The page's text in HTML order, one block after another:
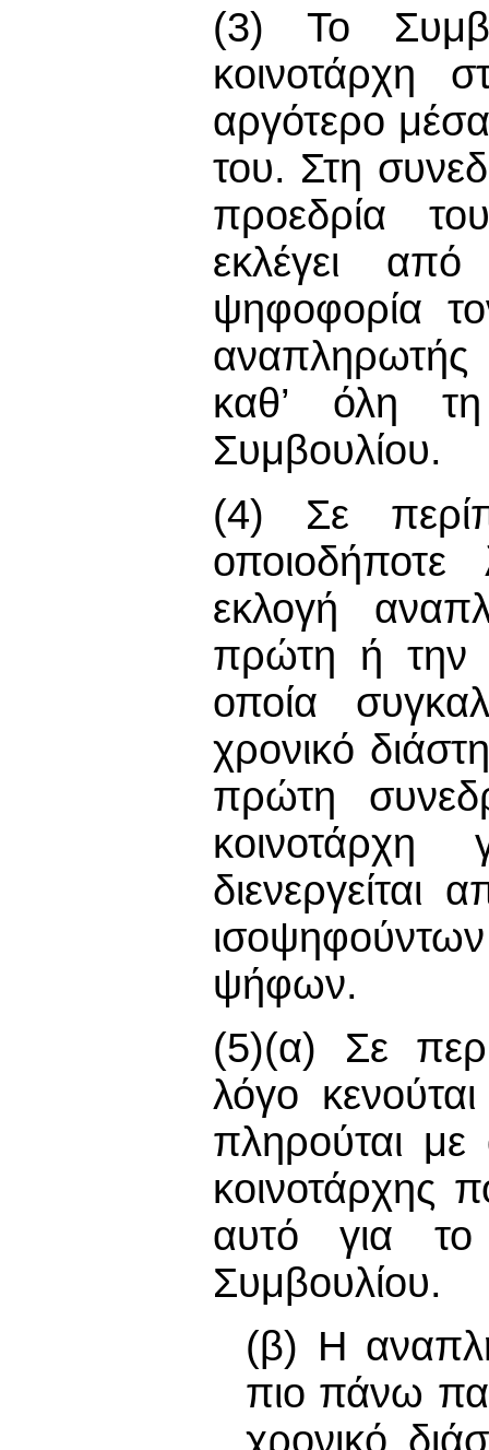
(3) Το
κοινοτάρχη
αργότερο
του. Στη
προεδρία
εκλέγει
ψηφοφορία
αναπληρωτής
καθ’ όλη τη
Συμβουλίου.
(4) Σε
εκλογή
πρώτη ή την
οποία
χρονικό
πρώτη
διενεργείται
ψήφων.
(5)(α) Σε
λόγο
πληρούται
κοινοτάρχης
αυτό για το
Συμβουλίου.
(β) Η
πιο πάνω
χρονικό